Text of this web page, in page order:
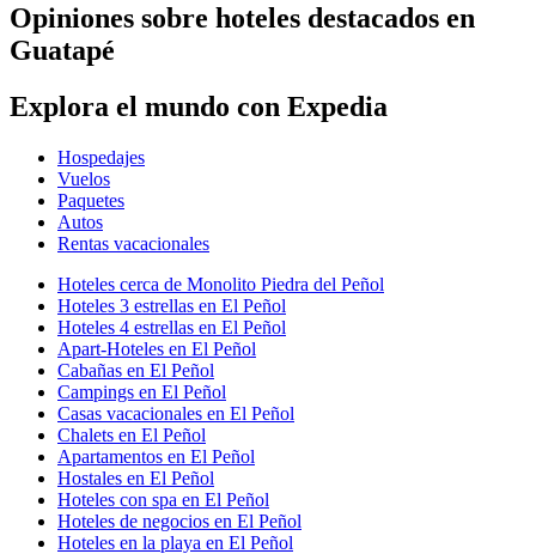
Opiniones sobre hoteles destacados en
Guatapé
Explora el mundo con Expedia
Hospedajes
Vuelos
Paquetes
Autos
Rentas vacacionales
Hoteles cerca de Monolito Piedra del Peñol
Hoteles 3 estrellas en El Peñol
Hoteles 4 estrellas en El Peñol
Apart-Hoteles en El Peñol
Cabañas en El Peñol
Campings en El Peñol
Casas vacacionales en El Peñol
Chalets en El Peñol
Apartamentos en El Peñol
Hostales en El Peñol
Hoteles con spa en El Peñol
Hoteles de negocios en El Peñol
Hoteles en la playa en El Peñol